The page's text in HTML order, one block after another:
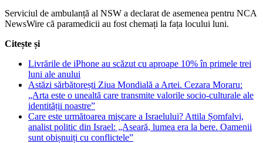
Serviciul de ambulanță al NSW a declarat de asemenea pentru NCA
NewsWire că paramedicii au fost chemați la fața locului luni.
Citește și
Livrările de iPhone au scăzut cu aproape 10% în primele trei
luni ale anului
Astăzi sărbătorești Ziua Mondială a Artei. Cezara Moraru:
„Arta este o unealtă care transmite valorile socio-culturale ale
identității noastre”
Care este următoarea mișcare a Israelului? Attila Șomfalvi,
analist politic din Israel: „Aseară, lumea era la bere. Oamenii
sunt obișnuiți cu conflictele”